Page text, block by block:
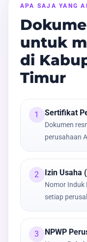
APA SAJA YANG
untuk
di
Timur
1 Sertifikat
Dokumen
perusahaan
2 Izin Usaha
Nomor Induk
setiap
3 NPWP